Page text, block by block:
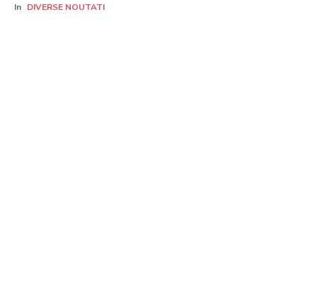
In DIVERSE NOUTATI